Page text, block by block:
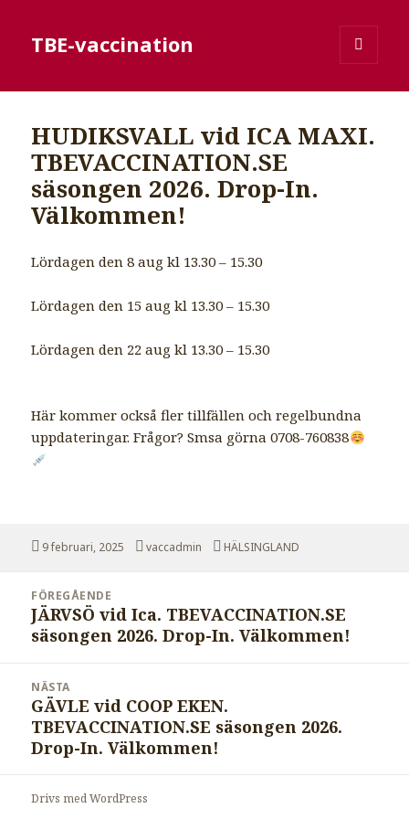
TBE-vaccination
HUDIKSVALL vid ICA MAXI.
TBEVACCINATION.SE
säsongen 2026. Drop-In.
Välkommen!
Lördagen den 8 aug kl 13.30 – 15.30
Lördagen den 15 aug kl 13.30 – 15.30
Lördagen den 22 aug kl 13.30 – 15.30
Här kommer också fler tillfällen och regelbundna
uppdateringar. Frågor? Smsa görna 0708-760838
Postat
9 februari, 2025 Författare
vaccadmin Kategorier
HÄLSINGLAND
FÖREGÅENDE
Föregående
inlägg:
JÄRVSÖ vid Ica. TBEVACCINATION.SE
säsongen 2026. Drop-In. Välkommen!
NÄSTA
Nästa
inlägg:
GÄVLE vid COOP EKEN.
TBEVACCINATION.SE säsongen 2026.
Drop-In. Välkommen!
Drivs med WordPress